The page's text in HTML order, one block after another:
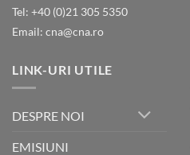
Tel: +40 (0)21 305 5350
Email: cna@cna.ro
LINK-URI UTILE
DESPRE NOI
EMISIUNI